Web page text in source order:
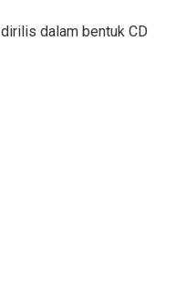
dalam bentuk CD